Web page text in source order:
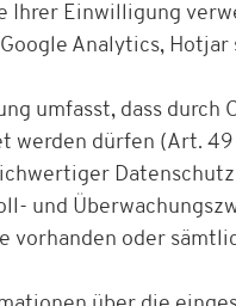
Ihrer Einwilligung
Google Analytics,
umfasst, dass
werden dürfen (Art. 49
und
vorhanden oder